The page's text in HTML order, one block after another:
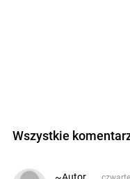
Wszystkie